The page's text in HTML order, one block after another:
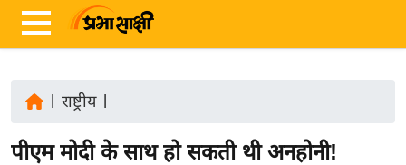
ज़ा
राष्ट्रीय|
पीएम मोदी के साथ हो सकती थी अनहोनी!